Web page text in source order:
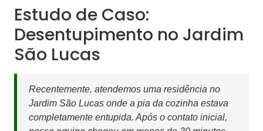
Estudo de Caso:
Desentupimento no Jardim
São Lucas
Recentemente, atendemos uma residência no
Jardim São Lucas onde a pia da cozinha estava
completamente entupida. Após o contato inicial,